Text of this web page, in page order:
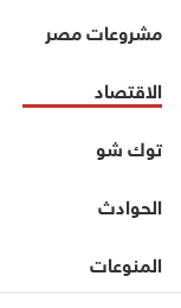
مشروعات مصر
الاقتصاد
توك شو
الحوادث
المنوعات